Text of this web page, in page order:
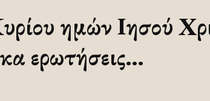
ημών Ιησού
ερωτήσεις…